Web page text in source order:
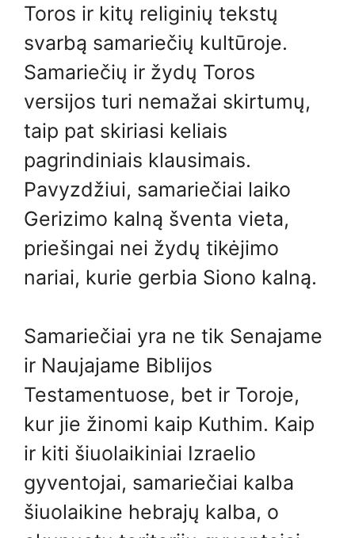
Toros ir kitų religinių tekstų
svarbą samariečių kultūroje.
Samariečių ir žydų Toros
versijos turi nemažai skirtumų,
taip pat skiriasi keliais
pagrindiniais klausimais.
Pavyzdžiui, samariečiai laiko
Gerizimo kalną šventa vieta,
priešingai nei žydų tikėjimo
nariai, kurie gerbia Siono kalną.
Samariečiai yra ne tik Senajame
ir Naujajame Biblijos
Testamentuose, bet ir Toroje,
kur jie žinomi kaip Kuthim. Kaip
ir kiti šiuolaikiniai Izraelio
gyventojai, samariečiai kalba
šiuolaikine hebrajų kalba, o